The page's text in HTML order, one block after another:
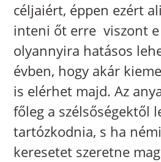
céljaiért, éppen ezért
inteni őt erre  viszont
olyannyira hatásos
évben, hogy akár
is elérhet majd. Az
főleg a szélsőségektől
tartózkodnia, s ha
keresetet szeretne